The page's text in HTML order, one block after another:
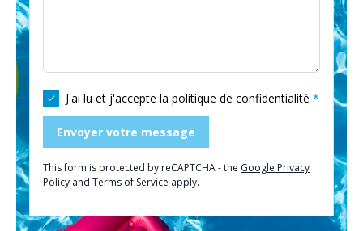
J'ai lu et j'accepte la politique de confidentialité
Envoyer votre message
This form is protected by reCAPTCHA - the Google Privacy
Policy and Terms of Service apply.